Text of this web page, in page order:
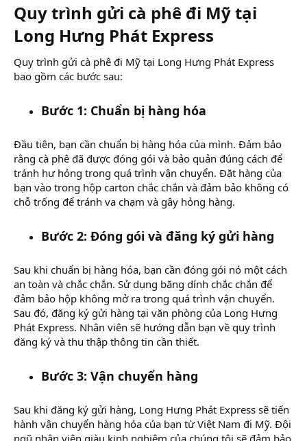
Quy trình gửi cà phê đi Mỹ tại
Long Hưng Phát Express​
Quy trình gửi cà phê đi Mỹ tại Long Hưng Phát Express
bao gồm các bước sau:
Bước 1: Chuẩn bị hàng hóa
Đầu tiên, bạn cần chuẩn bị hàng hóa của mình. Đảm bảo
rằng cà phê đã được đóng gói và bảo quản đúng cách để
tránh hư hỏng trong quá trình vận chuyển. Đặt hàng của
bạn vào trong hộp carton chắc chắn và đảm bảo không có
chỗ trống để tránh va chạm và gây hỏng hàng.
Bước 2: Đóng gói và đăng ký gửi hàng
Sau khi chuẩn bị hàng hóa, bạn cần đóng gói nó một cách
an toàn và chắc chắn. Sử dụng băng dính chắc chắn để
đảm bảo hộp không mở ra trong quá trình vận chuyển.
Sau đó, đăng ký gửi hàng tại văn phòng của Long Hưng
Phát Express. Nhân viên sẽ hướng dẫn bạn về quy trình
đăng ký và thu thập thông tin cần thiết.
Bước 3: Vận chuyển hàng
Sau khi đăng ký gửi hàng, Long Hưng Phát Express sẽ tiến
hành vận chuyển hàng hóa của bạn từ Việt Nam đi Mỹ. Đội
ngũ nhân viên giàu kinh nghiệm của chúng tôi sẽ đảm bảo